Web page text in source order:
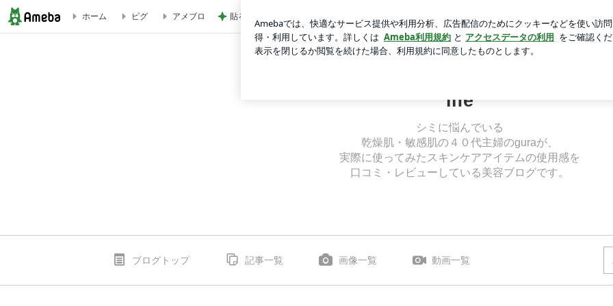
TIRTIR マスクフィットレッドリキッドファンデーションの口コミ | 新発売コスメ | life
ホーム ピグ アメブロ 貼るのをやめポケットに入れた物
life
シミに悩んでいる
乾燥肌・敏感肌の４０代主婦のguraが、
実際に使ってみたスキンケアアイテムの使用感を
口コミ・レビューしている美容ブログです。
ブログトップ 記事一覧 画像一覧 動画一覧